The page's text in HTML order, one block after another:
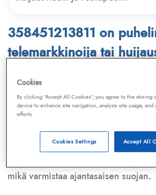
358451213811 on
telemarkkinoija tai
Puhelinnumero
Telemarkkinointiliiton jaKilpi-
tietokannasta, joka kattaa satoja
Lisäksi tunnistamme automaattisesti,
puhelinhuijarin numero,
huijausviesti. Tietokantaamme
mikä varmistaa ajantasaisen suojan.
Cookies
By clicking “Accept All Cookies”, you agree to the storing
device to enhance site navigation, analyze site usage,
efforts.
Accept All
Cookies Settings